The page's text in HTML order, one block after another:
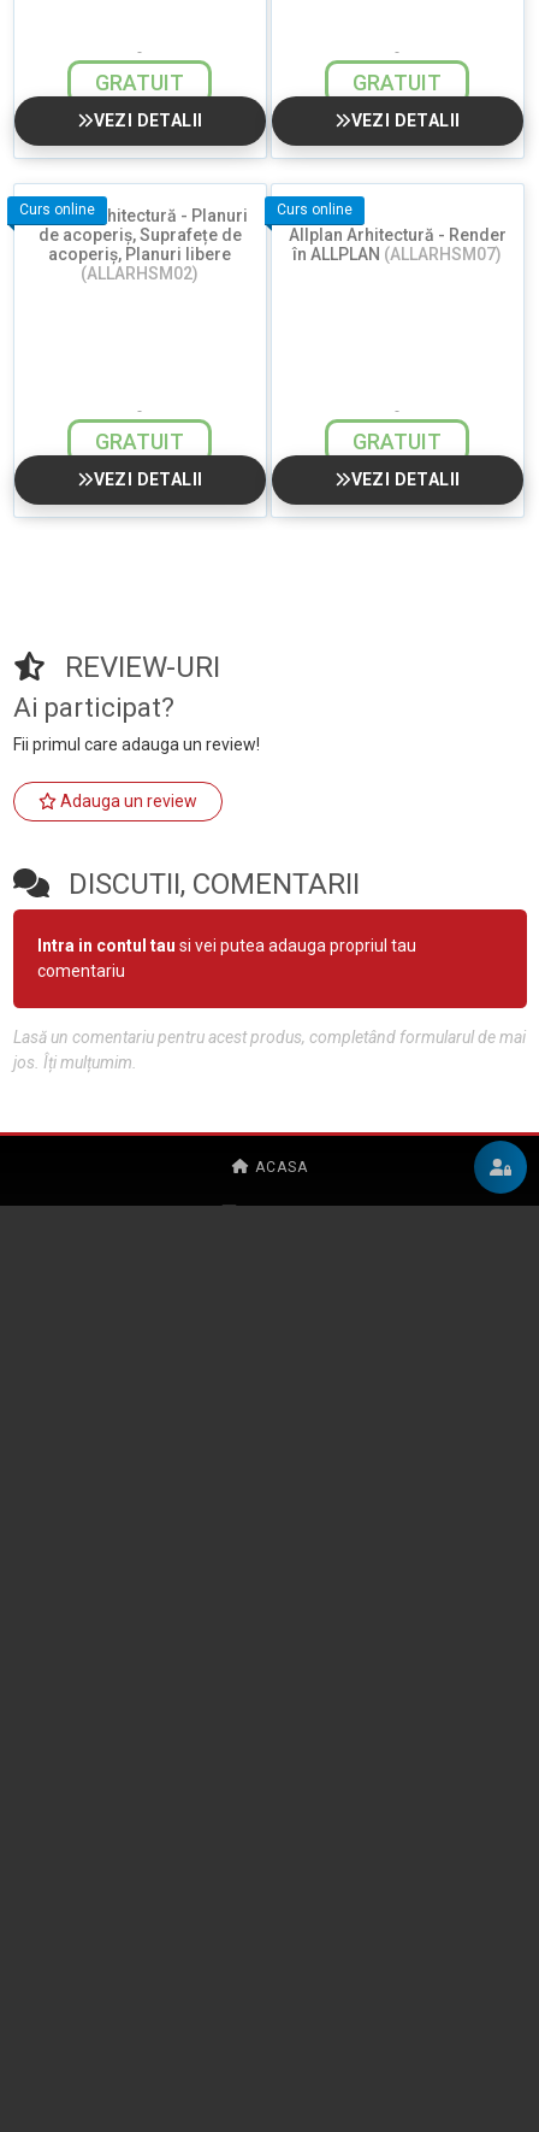
GRATUIT
VEZI DETALII
GRATUIT
VEZI DETALII
Curs online
Allplan Arhitectură - Planuri
de acoperiș, Suprafețe de
acoperiș, Planuri libere
(ALLARHSM02)
GRATUIT
VEZI DETALII
Curs online
Allplan Arhitectură - Render
în ALLPLAN (ALLARHSM07)
GRATUIT
VEZI DETALII
REVIEW-URI
Ai participat?
Fii primul care adauga un review!
Adauga un review
DISCUTII, COMENTARII
Intra in contul tau si vei putea adauga propriul tau
comentariu
Lasă un comentariu pentru acest produs, completând formularul de mai
jos. Îți mulțumim.
ACASA